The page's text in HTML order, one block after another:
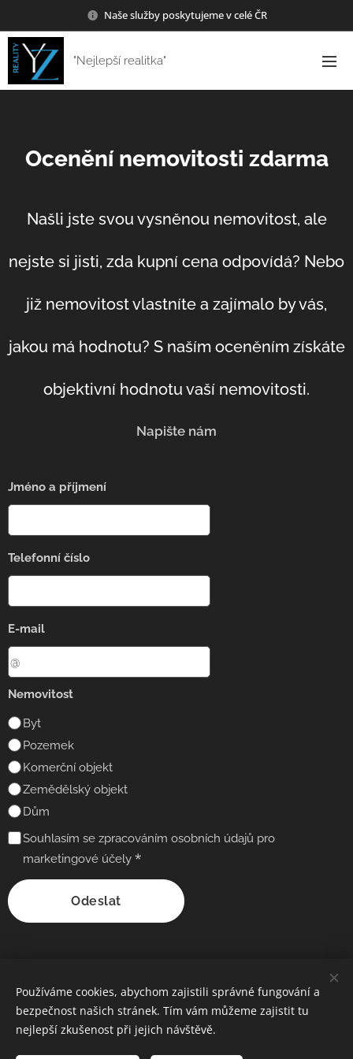
Naše služby poskytujeme v celé ČR
"Nejlepší realitka"
Ocenění nemovitosti zdarma
Našli jste svou vysněnou nemovitost, ale
nejste si jisti, zda kupní cena odpovídá? Nebo
již nemovitost vlastníte a zajímalo by vás,
jakou má hodnotu? S naším oceněním získáte
objektivní hodnotu vaší nemovitosti.
Napište nám
Jméno a příjmení
Telefonní číslo
E-mail
Nemovitost
Byt
Pozemek
Komerční objekt
Zemědělský objekt
Dům
Souhlasím se zpracováním osobních údajů pro
marketingové účely
Odeslat
Používáme cookies, abychom zajistili správné fungování a
bezpečnost našich stránek. Tím vám můžeme zajistit tu
nejlepší zkušenost při jejich návštěvě.